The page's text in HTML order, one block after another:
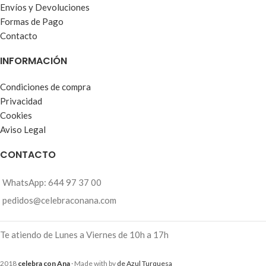
Envíos y Devoluciones
Formas de Pago
Contacto
INFORMACIÓN
Condiciones de compra
Privacidad
Cookies
Aviso Legal
CONTACTO
WhatsApp: 644 97 37 00
pedidos@celebraconana.com
Te atiendo de Lunes a Viernes de 10h a 17h
2018 celebra con Ana · Made with by de Azul Turquesa